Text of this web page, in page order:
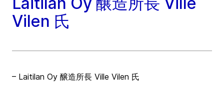
Vilen 氏
– Laitilan Oy 醸造所長 Ville Vilen 氏